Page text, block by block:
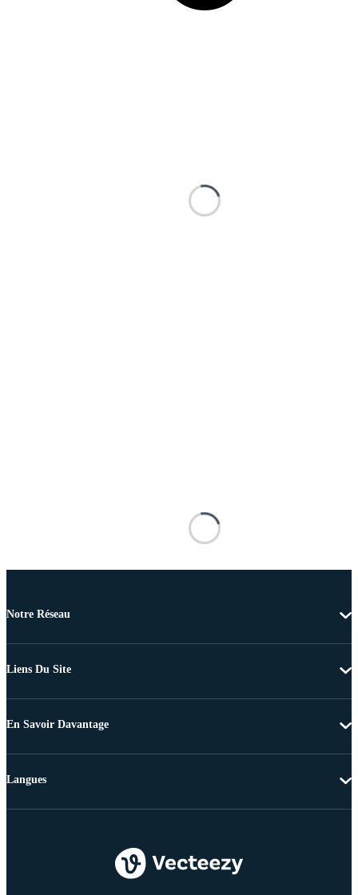
Notre Réseau
Liens Du Site
En Savoir Davantage
Langues